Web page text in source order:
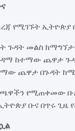
የሚገኙት
ጉዳት መልስ
ከተማው ጨዋታ
ጨዋታ በጉዳት
የሚጠቀመው
ቡና በጥሩ